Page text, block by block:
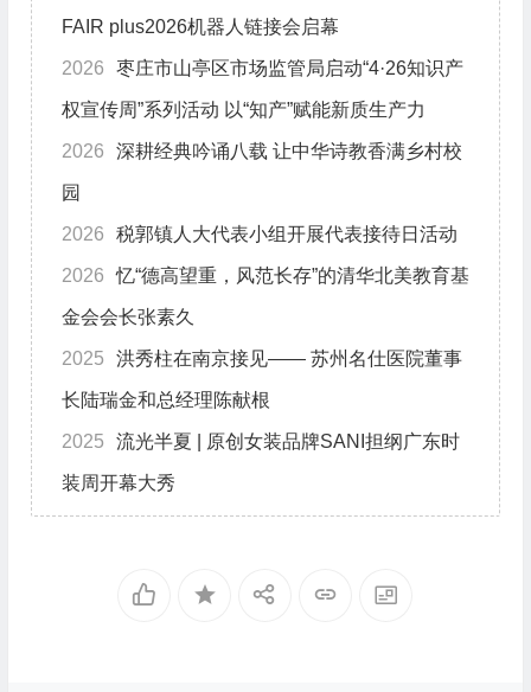
FAIR plus2026机器人链接会启幕
2026 枣庄市山亭区市场监管局启动“4·26知识产
权宣传周”系列活动 以“知产”赋能新质生产力
2026 深耕经典吟诵八载 让中华诗教香满乡村校
园
2026 税郭镇人大代表小组开展代表接待日活动
2026 忆“德高望重，风范长存”的清华北美教育基
金会会长张素久
2025 洪秀柱在南京接见—— 苏州名仕医院董事
长陆瑞金和总经理陈献根
2025 流光半夏 | 原创女装品牌SANI担纲广东时
装周开幕大秀